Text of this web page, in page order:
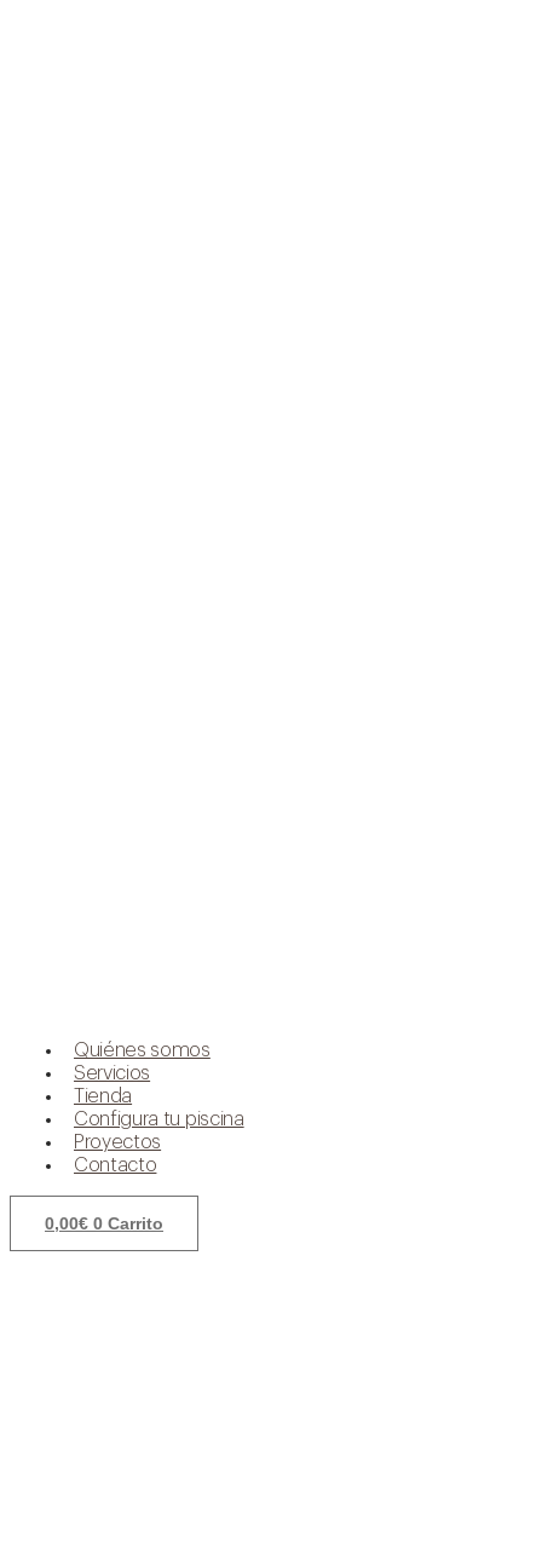
Quiénes somos
Servicios
Tienda
Configura tu piscina
Proyectos
Contacto
0,00€ 0 Carrito